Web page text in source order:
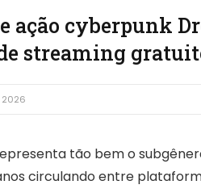
ação cyberpunk
streaming
2026
tão bem o
circulando entre